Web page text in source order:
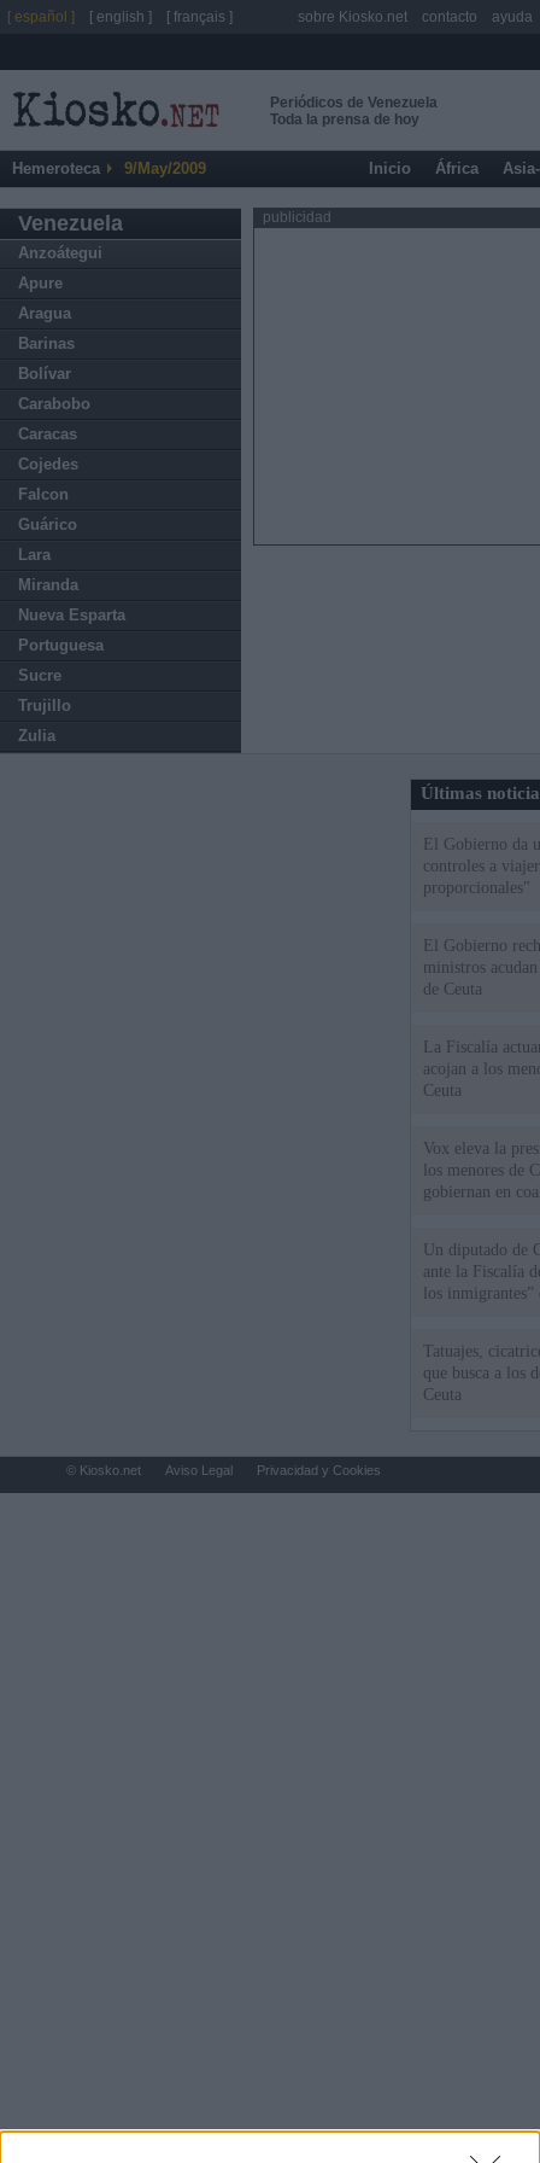
Periódicos de Venezuela
Toda la prensa de hoy
Hemeroteca 9/May/2009 Inicio África
Venezuela
Anzoátegui
Apure
Aragua
Barinas
Bolívar
Carabobo
Caracas
Cojedes
Falcon
Guárico
Lara
Miranda
Nueva Esparta
Portuguesa
Sucre
Trujillo
Zulia
publicidad
Últimas
El Gobierno da
controles a
proporcionales"
El Gobierno
ministros
de Ceuta
La Fiscalía
acojan a los
Ceuta
Vox eleva la
los menores de
gobiernan en
Un diputado de
ante la Fiscalía
los inmigrantes”
Tatuajes,
que busca a los
Ceuta
[ español ] [ english ] [ français ] sobre Kiosko.net contacto ayuda
© Kiosko.net Aviso Legal Privacidad y Cookies